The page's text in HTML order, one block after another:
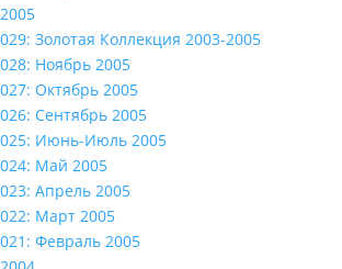
2005
029: Золотая Коллекция 2003-2005
028: Ноябрь 2005
027: Октябрь 2005
026: Сентябрь 2005
025: Июнь-Июль 2005
024: Май 2005
023: Апрель 2005
022: Март 2005
021: Февраль 2005